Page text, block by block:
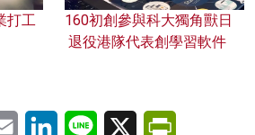
打工
160初創參與科大獨角獸日
退役港隊代表創學習軟件
Email LinkedInLine X